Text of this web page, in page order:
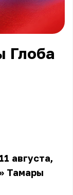
Глоба
августа,
Тамары